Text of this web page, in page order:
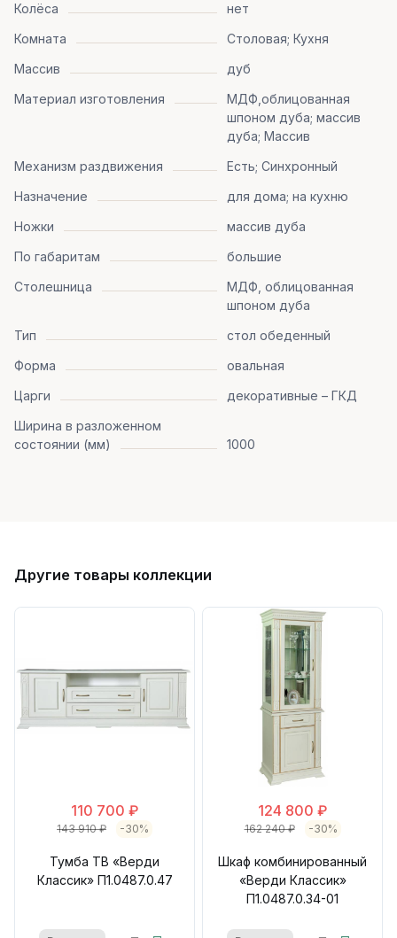
Колёса
нет
Комната
Столовая; Кухня
Массив
дуб
Материал изготовления
МДФ,облицованная
шпоном дуба; массив
дуба; Массив
Механизм раздвижения
Есть; Синхронный
Назначение
для дома; на кухню
Ножки
массив дуба
По габаритам
большие
Столешница
МДФ, облицованная
шпоном дуба
Тип
стол обеденный
Форма
овальная
Царги
декоративные – ГКД
Ширина в разложенном
состоянии (мм)
1000
Другие товары коллекции
110 700 ₽
143 910 ₽ -30%
Тумба ТВ «Верди
Классик» П1.0487.0.47
124 800 ₽
162 240 ₽ -30%
Шкаф комбинированный
«Верди Классик»
П1.0487.0.34-01